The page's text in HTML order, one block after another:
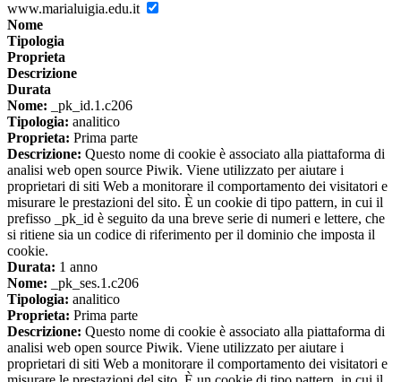
www.marialuigia.edu.it
Nome
Tipologia
Proprieta
Descrizione
Durata
Nome: _pk_id.1.c206
Tipologia: analitico
Proprieta: Prima parte
Descrizione: Questo nome di cookie è associato alla piattaforma di
analisi web open source Piwik. Viene utilizzato per aiutare i
proprietari di siti Web a monitorare il comportamento dei visitatori e
misurare le prestazioni del sito. È un cookie di tipo pattern, in cui il
prefisso _pk_id è seguito da una breve serie di numeri e lettere, che
si ritiene sia un codice di riferimento per il dominio che imposta il
cookie.
Durata: 1 anno
Nome: _pk_ses.1.c206
Tipologia: analitico
Proprieta: Prima parte
Descrizione: Questo nome di cookie è associato alla piattaforma di
analisi web open source Piwik. Viene utilizzato per aiutare i
proprietari di siti Web a monitorare il comportamento dei visitatori e